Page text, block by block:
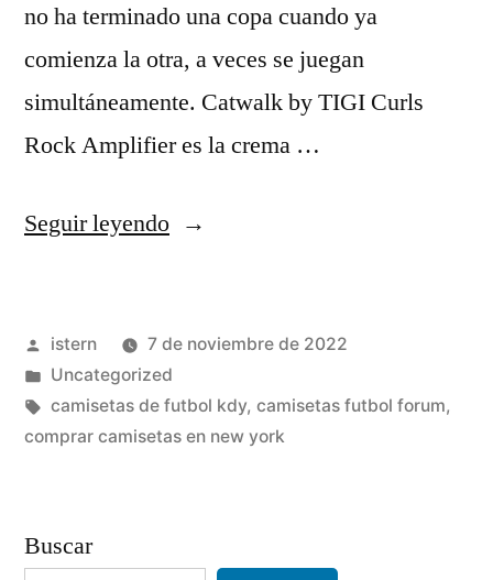
no ha terminado una copa cuando ya
comienza la otra, a veces se juegan
simultáneamente. Catwalk by TIGI Curls
Rock Amplifier es la crema …
Seguir leyendo«comprar
barcelona»
Publicado
por
istern
7 de noviembre de 2022
Publicado
en
Uncategorized
Etiquetas:
camisetas de futbol kdy, camisetas futbol forum,
comprar camisetas en new york
Buscar